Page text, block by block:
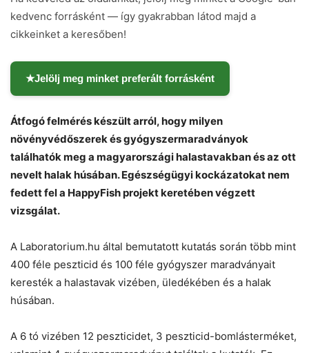
kedvenc forrásként — így gyakrabban látod majd a
cikkeinket a keresőben!
★Jelölj meg minket preferált forrásként
Átfogó felmérés készült arról, hogy milyen
növényvédőszerek és gyógyszermaradványok
találhatók meg a magyarországi halastavakban és az ott
nevelt halak húsában. Egészségügyi kockázatokat nem
fedett fel a HappyFish projekt keretében végzett
vizsgálat.
A Laboratorium.hu által bemutatott kutatás során több mint
400 féle peszticid és 100 féle gyógyszer maradványait
keresték a halastavak vizében, üledékében és a halak
húsában.
A 6 tó vizében 12 peszticidet, 3 peszticid-bomlásterméket,
Chat Mr wAIste